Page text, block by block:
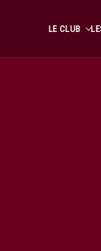
LE CLUB